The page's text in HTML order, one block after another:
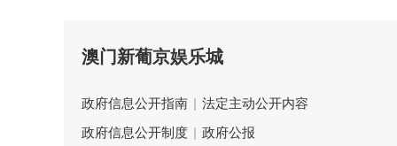
澳门新葡京娱乐城
政府信息公开指南 | 法定主动公开内容
政府信息公开制度 | 政府公报